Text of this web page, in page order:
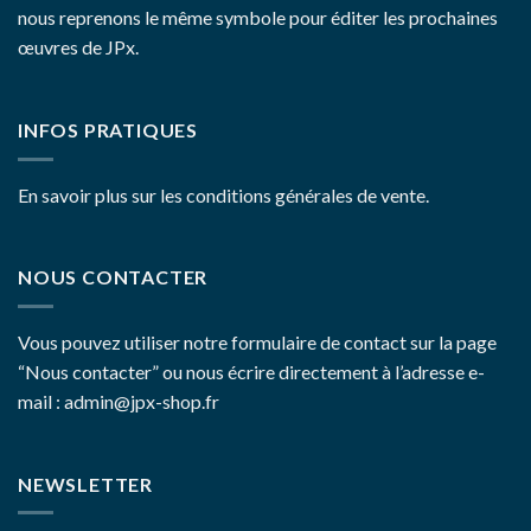
nous reprenons le même symbole pour éditer les prochaines
œuvres de JPx.
INFOS PRATIQUES
En savoir plus sur les conditions générales de vente.
NOUS CONTACTER
Vous pouvez utiliser notre formulaire de contact sur la page
“Nous contacter”ou nous écrire directement à l’adresse e-
mail : admin@jpx-shop.fr
NEWSLETTER